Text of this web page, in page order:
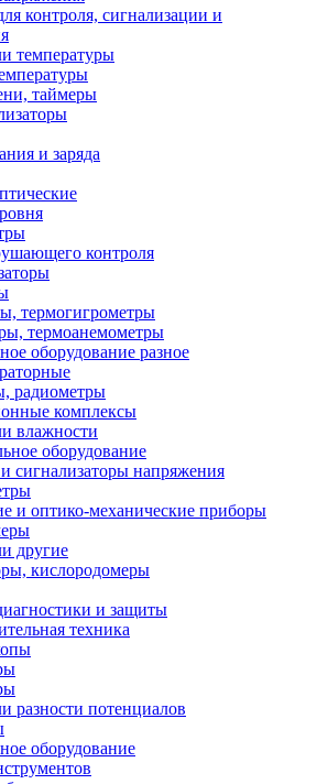
контроля, сигнализации и
температуры
таймеры
и заряда
контроля
термогигрометры
термоанемометры
оборудование разное
радиометры
комплексы
влажности
оборудование
сигнализаторы напряжения
и оптико-механические приборы
другие
кислородомеры
и защиты
техника
разности потенциалов
оборудование